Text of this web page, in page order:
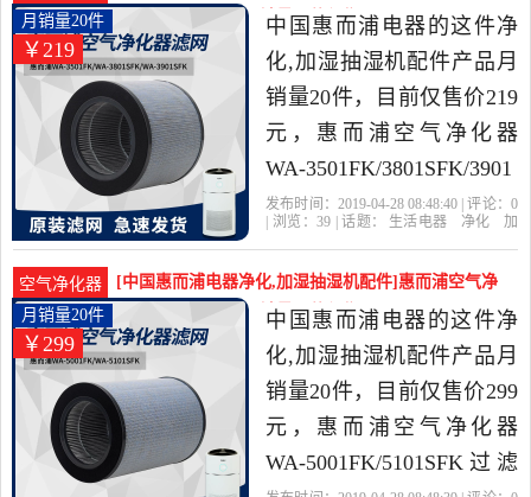
货。
化器WA-3501FK/月销量20件仅售219元
￥219
月销量20件
中国惠而浦电器的这件净
化,加湿抽湿机配件产品月
销量20件，目前仅售价219
元，惠而浦空气净化器
WA-3501FK/3801SFK/3901
过滤网除甲醛过滤芯原装
精选生活电器当中性价比
很高的净化,加湿抽湿机配
件，由江苏 苏州发货。
发布时间：2019-04-28 08:48:40 | 评论： 0
| 浏览：39 | 话题： 生活电器 净化
加
空气净化器
[中国惠而浦电器净化,加湿抽湿机配件]惠而浦空气净
化器WA-5001FK/月销量20件仅售299元
￥299
月销量20件
中国惠而浦电器的这件净
化,加湿抽湿机配件产品月
销量20件，目前仅售价299
元，惠而浦空气净化器
WA-5001FK/5101SFK过滤